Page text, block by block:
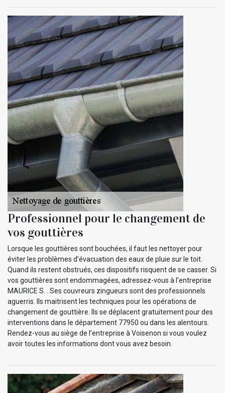
Professionnel pour le changement de
vos gouttières
Lorsque les gouttières sont bouchées, il faut les nettoyer pour
éviter les problèmes d’évacuation des eaux de pluie sur le toit.
Quand ils restent obstrués, ces dispositifs risquent de se casser. Si
vos gouttières sont endommagées, adressez-vous à l’entreprise
MAURICE S. . Ses couvreurs zingueurs sont des professionnels
aguerris. Ils maitrisent les techniques pour les opérations de
changement de gouttière. Ils se déplacent gratuitement pour des
interventions dans le département 77950 ou dans les alentours.
Rendez-vous au siège de l’entreprise à Voisenon si vous voulez
avoir toutes les informations dont vous avez besoin.